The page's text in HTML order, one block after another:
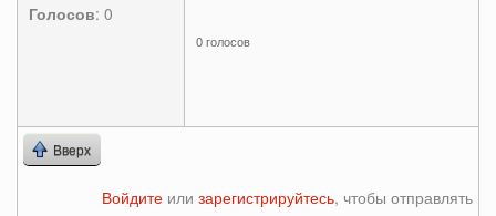
Голосов: 0
0 голосов
Вверх
Войдите или зарегистрируйтесь, чтобы отправлять